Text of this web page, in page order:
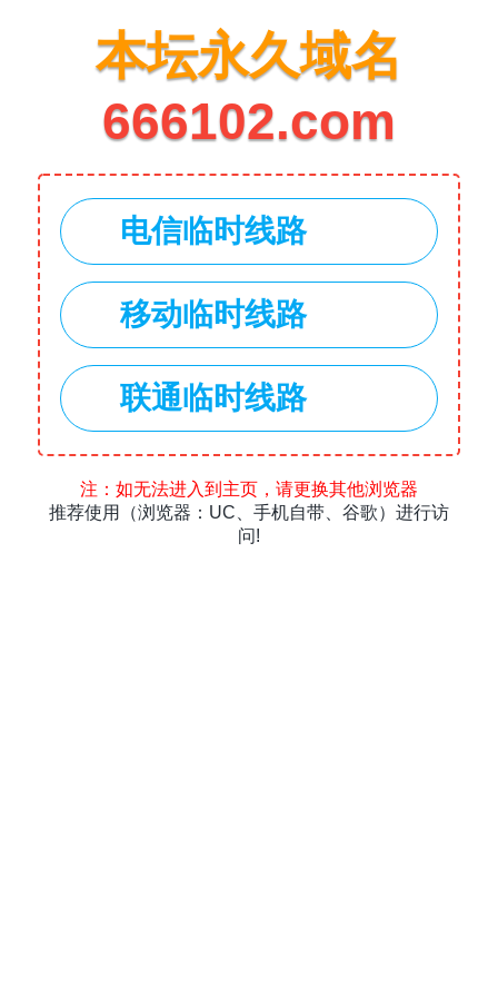
本坛永久域名
666102.com
电信临时线路
移动临时线路
联通临时线路
注：如无法进入到主页，请更换其他浏览器
推荐使用（浏览器：UC、手机自带、谷歌）进行访
问!